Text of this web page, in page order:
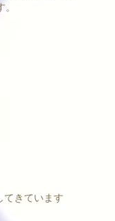
てきています